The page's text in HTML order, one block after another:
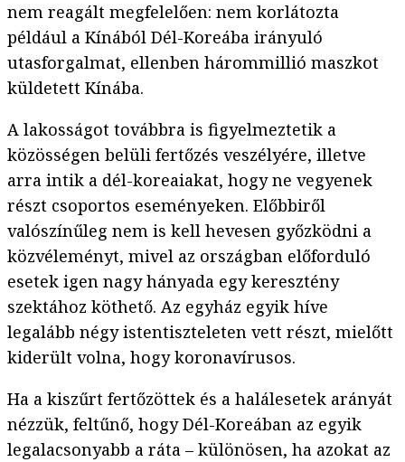
nem reagált megfelelően: nem korlátozta
például a Kínából Dél-Koreába irányuló
utasforgalmat, ellenben hárommillió maszkot
küldetett Kínába.
A lakosságot továbbra is figyelmeztetik a
közösségen belüli fertőzés veszélyére, illetve
arra intik a dél-koreaiakat, hogy ne vegyenek
részt csoportos eseményeken. Előbbiről
valószínűleg nem is kell hevesen győzködni a
közvéleményt, mivel az országban előforduló
esetek igen nagy hányada egy keresztény
szektához köthető. Az egyház egyik híve
legalább négy istentiszteleten vett részt, mielőtt
kiderült volna, hogy koronavírusos.
Ha a kiszűrt fertőzöttek és a halálesetek arányát
nézzük, feltűnő, hogy Dél-Koreában az egyik
legalacsonyabb a ráta – különösen, ha azokat az